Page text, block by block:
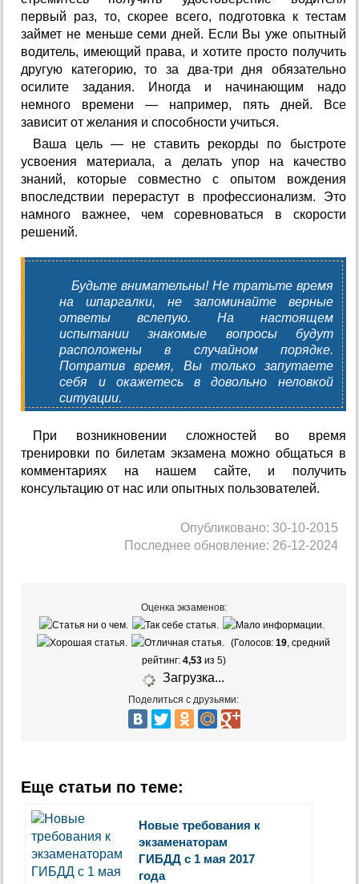
первый раз, то, скорее всего, подготовка к тестам
займет не меньше семи дней. Если Вы уже опытный
водитель, имеющий права, и хотите просто получить
другую категорию, то за два-три дня обязательно
осилите задания. Иногда и начинающим надо
немного времени — например, пять дней. Все
зависит от желания и способности учиться.
Ваша цель — не ставить рекорды по быстроте
усвоения материала, а делать упор на качество
знаний, которые совместно с опытом вождения
впоследствии перерастут в профессионализм. Это
намного важнее, чем соревноваться в скорости
решений.
Будьте внимательны! Не тратьте время
на шпаргалки, не запоминайте верные
ответы вслепую. На настоящем
испытании знакомые вопросы будут
расположены в случайном порядке.
Потратив время, Вы только запутаете
себя и окажетесь в довольно неловкой
ситуации.
При возникновении сложностей во время
тренировки по билетам экзамена можно общаться в
комментариях на нашем сайте, и получить
консультацию от нас или опытных пользователей.
Опубликовано: 30-10-2015
Последнее обновление: 26-12-2024
Оценка экзаменов:
(Голосов: 19, средний
рейтинг: 4,53из 5)
Загрузка...
Поделиться с друзьями:
Еще статьи по теме:
Новые требования к
экзаменаторам
ГИБДД с 1 мая 2017
года